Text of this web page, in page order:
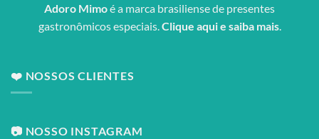
Adoro Mimoé a marca brasiliense de presentes
gastronômicos especiais.Clique aqui e saiba mais.
❤️ NOSSOS CLIENTES
📷 NOSSO INSTAGRAM